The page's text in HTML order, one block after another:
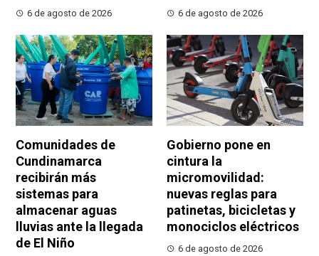
6 de agosto de 2026 6 de agosto de 2026
Comunidades de
Cundinamarca
recibirán más
sistemas para
almacenar aguas
lluvias ante la llegada
de El Niño
Gobierno pone en
cintura la
micromovilidad:
nuevas reglas para
patinetas, bicicletas y
monociclos eléctricos
6 de agosto de 2026